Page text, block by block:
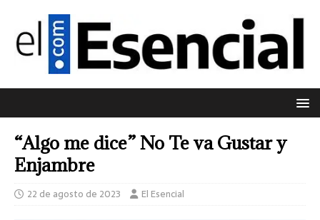
“Algo me dice” No Te va Gustar y
Enjambre
22 de agosto de 2023 El Esencial